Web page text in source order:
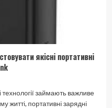
якісні портативні
технології займають важливе
житті, портативні зарядні